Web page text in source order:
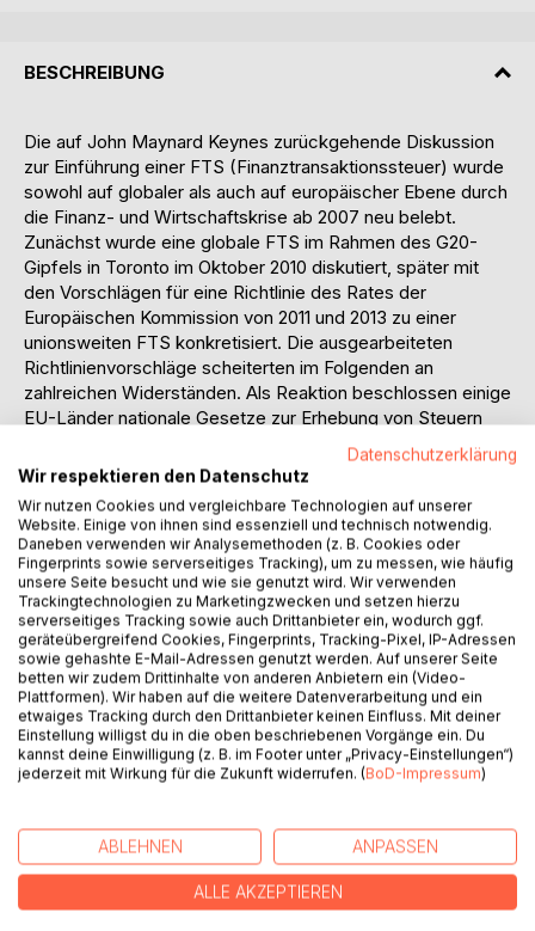
BESCHREIBUNG
Die auf John Maynard Keynes zurückgehende Diskussion
zur Einführung einer FTS (Finanztransaktionssteuer) wurde
sowohl auf globaler als auch auf europäischer Ebene durch
die Finanz- und Wirtschaftskrise ab 2007 neu belebt.
Zunächst wurde eine globale FTS im Rahmen des G20-
Gipfels in Toronto im Oktober 2010 diskutiert, später mit
den Vorschlägen für eine Richtlinie des Rates der
Europäischen Kommission von 2011 und 2013 zu einer
unionsweiten FTS konkretisiert. Die ausgearbeiteten
Richtlinienvorschläge scheiterten im Folgenden an
zahlreichen Widerständen. Als Reaktion beschlossen einige
EU-Länder nationale Gesetze zur Erhebung von Steuern
Seit dem Jahr 2012 gilt die FTS in Frankreich als eine Art
Umsatzsteuer auf börsliche und außerbörsliche
Finanztransaktionen. Italien führte im Jahr 2013 ein
ähnliches Modell ein. Abwandlungen einer FTS in Form
einer Börsenumsatzsteuer bestehen zudem in weiteren EU
Ländern wie Belgien, Finnland, Griechenland, Irland und
Zypern. Eine Übersicht über die bestehenden nationalen
FTS in Europa ist dem Anhang zu entnehmen.
Die deutsche Bundesregierung hat im Koalitionsvertrag
2013 das Ziel der Einführung einer FTS auf europäischer
Ebene verfolgt, um den Finanzsektor an den Folgen der
Finanzkrise der vorangegangenen Jahre zu beteiligen.
Einfluss auf die Einführung einer europäischen Lösung
(Europäischen Union) auszutreten und den daraus
resultierenden Überlegungen der Verlagerung von
Finanzinstituten von London auf das europäische Festland,
Datenschutzerklärung
Wir respektieren den Datenschutz
Wir nutzen Cookies und vergleichbare Technologien auf unserer
Website. Einige von ihnen sind essenziell und technisch notwendig.
Daneben verwenden wir Analysemethoden (z. B. Cookies oder
Fingerprints sowie serverseitiges Tracking), um zu messen, wie häufig
unsere Seite besucht und wie sie genutzt wird. Wir verwenden
Trackingtechnologien zu Marketingzwecken und setzen hierzu
serverseitiges Tracking sowie auch Drittanbieter ein, wodurch ggf.
geräteübergreifend Cookies, Fingerprints, Tracking-Pixel, IP-Adressen
sowie gehashte E-Mail-Adressen genutzt werden. Auf unserer Seite
betten wir zudem Drittinhalte von anderen Anbietern ein (Video-
Plattformen). Wir haben auf die weitere Datenverarbeitung und ein
etwaiges Tracking durch den Drittanbieter keinen Einfluss. Mit deiner
Einstellung willigst du in die oben beschriebenen Vorgänge ein. Du
kannst deine Einwilligung (z. B. im Footer unter „Privacy-Einstellungen“)
jederzeit mit Wirkung für die Zukunft widerrufen. (BoD-Impressum)
ABLEHNEN ANPASSEN
ALLE AKZEPTIEREN